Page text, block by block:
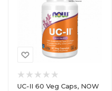
UC-II 60 Veg Caps, NOW